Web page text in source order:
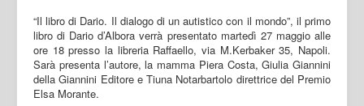
“Il libro di Dario. Il dialogo di un autistico con il mondo”, il primo
libro di Dario d’Albora verrà presentato martedì 27 maggio alle
ore 18 presso la libreria Raffaello, via M.Kerbaker 35, Napoli.
Sarà presenta l’autore, la mamma Piera Costa, Giulia Giannini
della Giannini Editore e Tiuna Notarbartolo direttrice del Premio
Elsa Morante.